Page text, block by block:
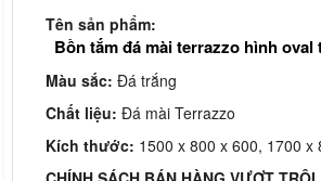
Tên sản phẩm:
Bồn tắm đá mài terrazzo hình oval
Màu sắc:Đá trắng
Chất liệu:Đá mài Terrazzo
Kích thước: 1500 x 800 x 600, 1700 x